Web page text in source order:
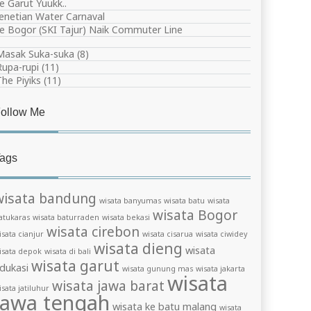
Garut Yuukk..
Water Carnaval
Bogor (SKI Tajur) Naik Commuter Line
Suka-suka (8)
rupi (11)
Piyiks (11)
Me
bandung wisata banyumas wisata batu wisata
wisata baturraden wisata bekasi wisata Bogor
cianjur wisata cirebon wisata cisarua wisata ciwidey
depok wisata di bali wisata dieng wisata
wisata garut wisata gunung mas wisata jakarta
jatiluhur wisata jawa baratwisata
tengah wisata ke batu malang wisata